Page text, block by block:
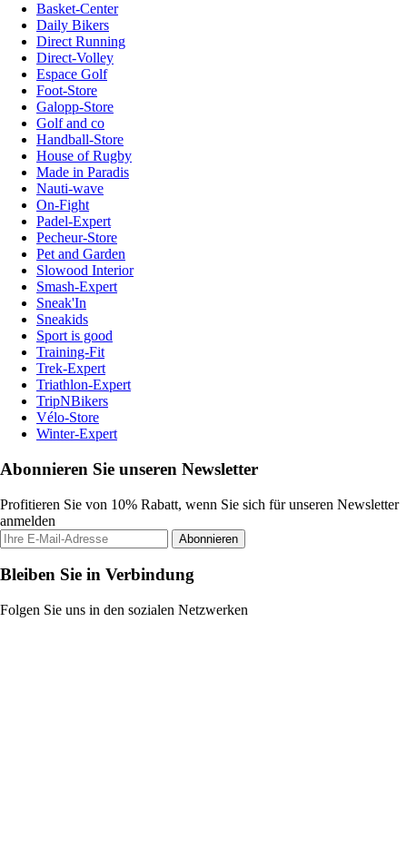
Basket-Center
Daily Bikers
Direct Running
Direct-Volley
Espace Golf
Foot-Store
Galopp-Store
Golf and co
Handball-Store
House of Rugby
Made in Paradis
Nauti-wave
On-Fight
Padel-Expert
Pecheur-Store
Pet and Garden
Slowood Interior
Smash-Expert
Sneak'In
Sneakids
Sport is good
Training-Fit
Trek-Expert
Triathlon-Expert
TripNBikers
Vélo-Store
Winter-Expert
Abonnieren Sie unseren Newsletter
Profitieren Sie von 10% Rabatt, wenn Sie sich für unseren Newsletter
anmelden
Abonnieren
Bleiben Sie in Verbindung
Folgen Sie uns in den sozialen Netzwerken